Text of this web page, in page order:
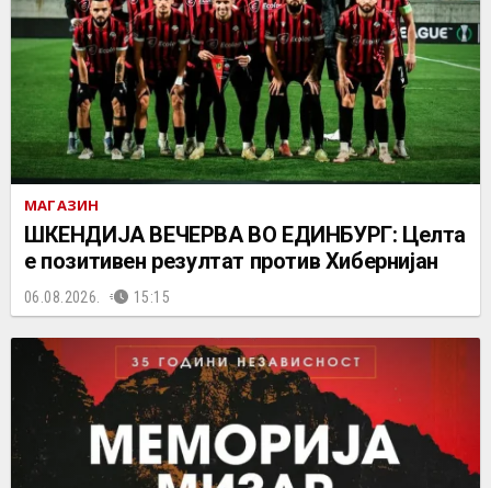
МАГАЗИН
ШКЕНДИЈА ВЕЧЕРВА ВО ЕДИНБУРГ: Целта
е позитивен резултат против Хибернијан
06.08.2026. 15:15